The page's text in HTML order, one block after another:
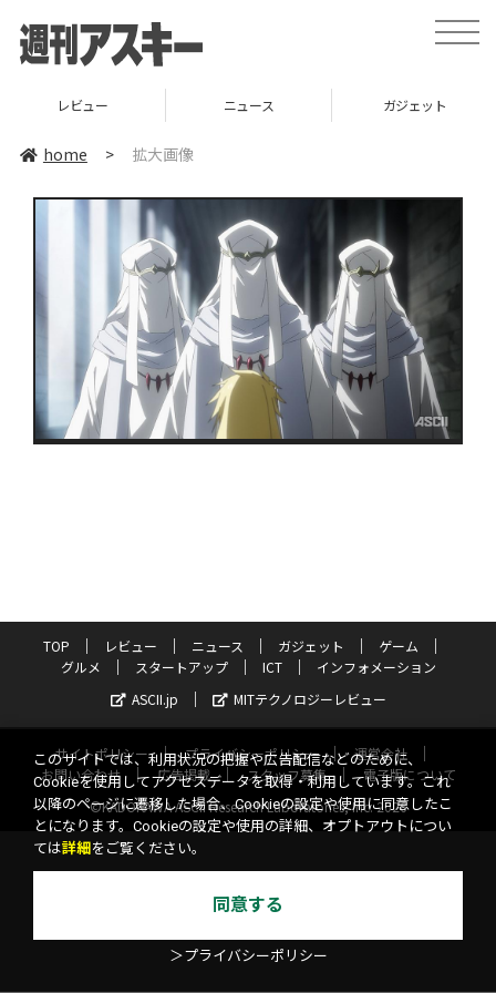
toggle
レビュー ニュース ガジェット
home > 拡大画像
TOP レビュー ニュース ガジェット
ゲーム
グルメ
スタートアップ ICT
インフォメーション
ASCII.jp
MITテクノロジーレビュー
サイトポリシー プライバシーポリシー
運営会社
お問い合わせ
広告掲載 スタッフ募集
電子版について
©KADOKAWA ASCII Research Laboratories, Inc. 2026
このサイトでは、利用状況の把握や広告配信などのために、
Cookieを使用してアクセスデータを取得・利用しています。これ
以降のページに遷移した場合、Cookieの設定や使用に同意したこ
とになります。Cookieの設定や使用の詳細、オプトアウトについ
ては詳細 をご覧ください。
同意する
＞プライバシーポリシー